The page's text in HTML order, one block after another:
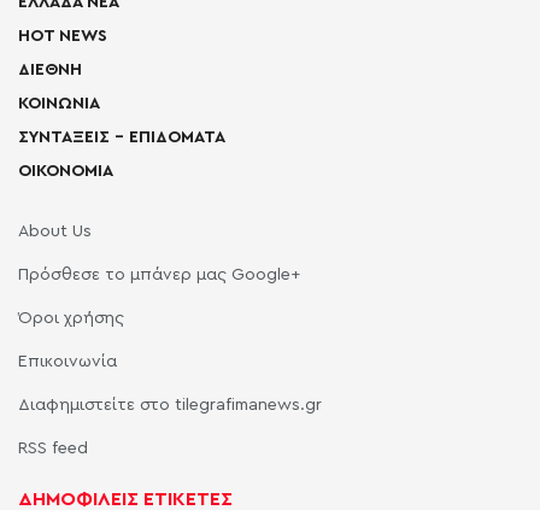
HOT NEWS
ΔΙΕΘΝΗ
ΚΟΙΝΩΝΙΑ
ΣΥΝΤΑΞΕΙΣ – ΕΠΙΔΟΜΑΤΑ
ΟΙΚΟΝΟΜΙΑ
About Us
Πρόσθεσε το μπάνερ μας Google+
Όροι χρήσης
Επικοινωνία
Διαφημιστείτε στο tilegrafimanews.gr
RSS feed
ΔΗΜΟΦΙΛΕΙΣ ΕΤΙΚΕΤΕΣ